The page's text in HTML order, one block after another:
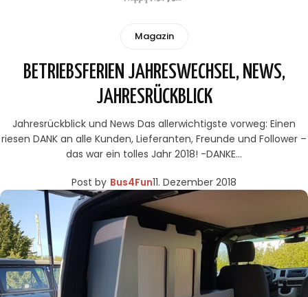
Magazin
BETRIEBSFERIEN JAHRESWECHSEL, NEWS,
JAHRESRÜCKBLICK
Jahresrückblick und News Das allerwichtigste vorweg: Einen
riesen DANK an alle Kunden, Lieferanten, Freunde und Follower –
das war ein tolles Jahr 2018! -DANKE…
Post by Bus4Fun11. Dezember 2018